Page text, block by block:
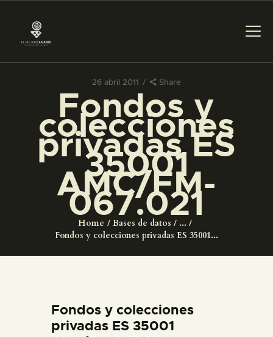
26 abril 2011 Share
Fondos y
colecciones
privadas ES
35001
AMC/FM-
067.021
Home Bases de datos
...
Fondos y colecciones privadas ES 35001...
PREPARAR LA VISITA
ACTIVIDADES
█
EL MUSEO
ESPAÑOL
Fondos y colecciones
privadas ES 35001